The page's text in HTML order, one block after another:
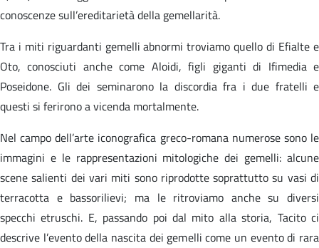
conoscenze sull’ereditarietà della gemellarità.
Tra i miti riguardanti gemelli abnormi troviamo quello di Efialte e
Oto, conosciuti anche come Aloidi, figli giganti di Ifimedia e
Poseidone. Gli dei seminarono la discordia fra i due fratelli e
questi si ferirono a vicenda mortalmente.
Nel campo dell’arte iconografica greco-romana numerose sono le
immagini e le rappresentazioni mitologiche dei gemelli: alcune
scene salienti dei vari miti sono riprodotte soprattutto su vasi di
terracotta e bassorilievi; ma le ritroviamo anche su diversi
specchi etruschi. E, passando poi dal mito alla storia, Tacito ci
descrive l’evento della nascita dei gemelli come un evento di rara